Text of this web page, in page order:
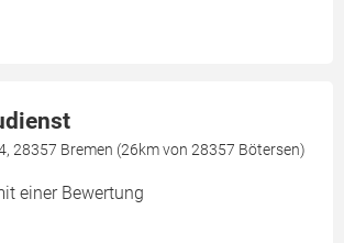
28357 Bremen (26km von 28357 Bötersen)
einer Bewertung